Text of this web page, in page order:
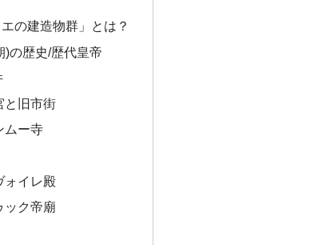
の建造物群」とは？
)の歴史/歴代皇帝
と旧市街
ムー寺
ォイレ殿
ック帝廟